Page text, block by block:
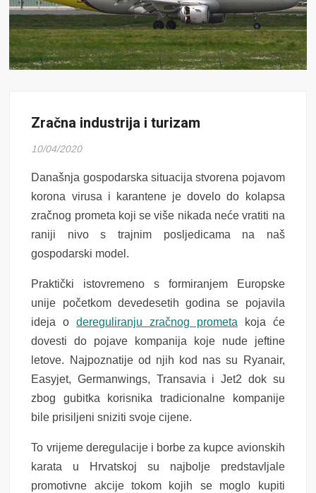
Zračna industrija i turizam
10/04/2020
Današnja gospodarska situacija stvorena pojavom
korona virusa i karantene je dovelo do kolapsa
zračnog prometa koji se više nikada neće vratiti na
raniji nivo s trajnim posljedicama na naš
gospodarski model.
Praktički istovremeno s formiranjem Europske
unije početkom devedesetih godina se pojavila
ideja odereguliranju zračnog prometa koja će
dovesti do pojave kompanija koje nude jeftine
letove. Najpoznatije od njih kod nas su Ryanair,
Easyjet, Germanwings, Transavia i Jet2 dok su
zbog gubitka korisnika tradicionalne kompanije
bile prisiljeni sniziti svoje cijene.
To vrijeme deregulacije i borbe za kupce avionskih
karata u Hrvatskoj su najbolje predstavljale
promotivne akcije tokom kojih se moglo kupiti